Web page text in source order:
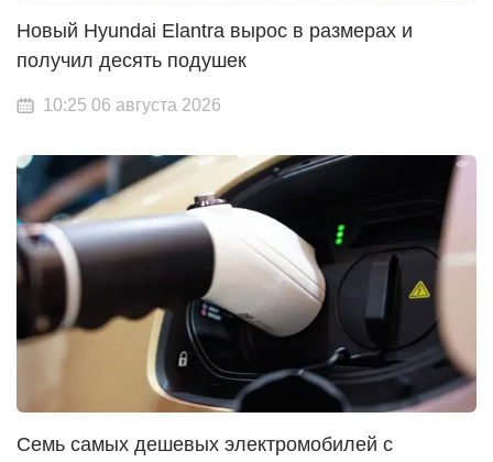
Новый Hyundai Elantra вырос в размерах и
получил десять подушек
10:25 06 августа 2026
Семь самых дешевых электромобилей с